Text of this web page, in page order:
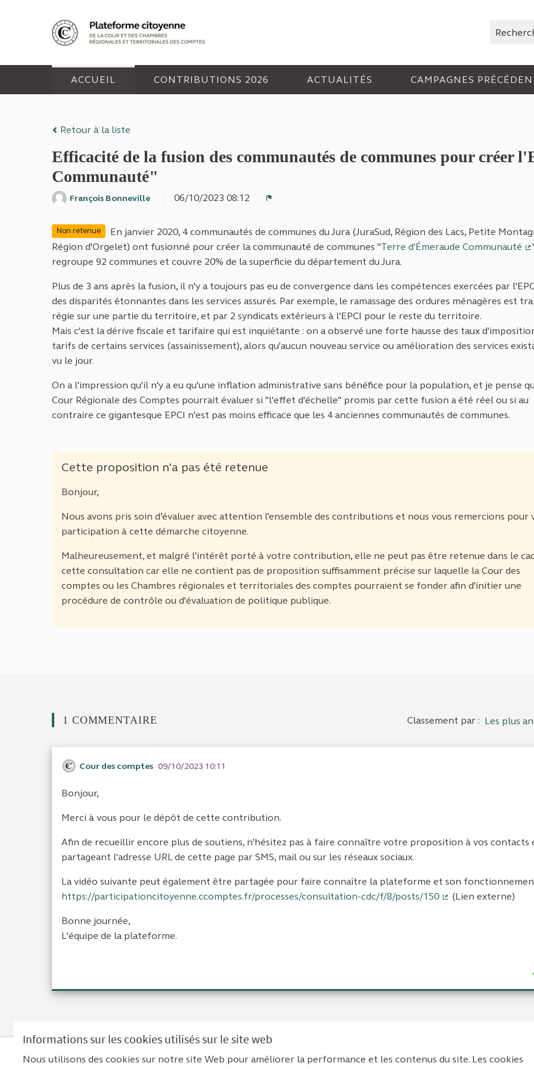
Informations sur les cookies utilisés sur le site web
Nous utilisons des cookies sur notre site Web pour améliorer la performance et les contenus du site. Les cookies
Rechercher
ACCUEIL CONTRIBUTIONS 2026 ACTUALITÉS CAMPAGNES
Retour à la liste
Efficacité de la fusion des communautés de communes pour créer
Communauté"
François Bonneville
06/10/2023 08:12
Non retenue
En janvier 2020, 4 communautés de communes du Jura (JuraSud, Région des Lacs, Petite
Région d'Orgelet) ont fusionné pour créer la communauté de communes "Terre d'Émeraude Communauté
regroupe 92 communes et couvre 20% de la superficie du département du Jura.
Plus de 3 ans après la fusion, il n'y a toujours pas eu de convergence dans les compétences exercées par
des disparités étonnantes dans les services assurés. Par exemple, le ramassage des ordures ménagères est
régie sur une partie du territoire, et par 2 syndicats extérieurs à l'EPCI pour le reste du territoire.
Mais c'est la dérive fiscale et tarifaire qui est inquiétante : on a observé une forte hausse des taux
tarifs de certains services (assainissement), alors qu'aucun nouveau service ou amélioration des services
vu le jour.
On a l'impression qu'il n'y a eu qu'une inflation administrative sans bénéfice pour la population, et je pense
Cour Régionale des Comptes pourrait évaluer si "l'effet d'échelle" promis par cette fusion a été réel ou si au
contraire ce gigantesque EPCI n'est pas moins efficace que les 4 anciennes communautés de communes.
Cette proposition n'a pas été retenue
Bonjour,
Nous avons pris soin d’évaluer avec attention l’ensemble des contributions et nous vous remercions pour
participation à cette démarche citoyenne.
Malheureusement, et malgré l'intérêt porté à votre contribution, elle ne peut pas être retenue dans le
cette consultation car elle ne contient pas de proposition suffisamment précise sur laquelle la Cour des
comptes ou les Chambres régionales et territoriales des comptes pourraient se fonder afin d'initier une
procédure de contrôle ou d'évaluation de politique publique.
1 COMMENTAIRE Classement par : Les plus
Cour des comptes 09/10/2023 10:11
Bonjour,
Merci à vous pour le dépôt de cette contribution.
Afin de recueillir encore plus de soutiens, n'hésitez pas à faire connaître votre proposition à vos contacts
partageant l'adresse URL de cette page par SMS, mail ou sur les réseaux sociaux.
La vidéo suivante peut également être partagée pour faire connaître la plateforme et son
https://participationcitoyenne.ccomptes.fr/processes/consultation-cdc/f/8/posts/150
(Lien externe)
Bonne journée,
L'équipe de la plateforme.
Mentions légales Contact
Accessibilité : non conforme